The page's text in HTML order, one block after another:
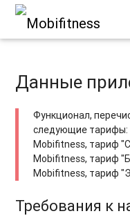
Данные
Функционал,
следующие
Mobifitness, тариф
Mobifitness, тариф
Mobifitness, тариф
Требования к